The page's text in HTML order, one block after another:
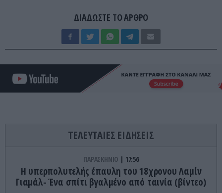
ΔΙΑΔΩΣΤΕ ΤΟ ΑΡΘΡΟ
ΤΕΛΕΥΤΑΙΕΣ ΕΙΔΗΣΕΙΣ
ΠΑΡΑΣΚΗΝΙΟ 17:56
Η υπερπολυτελής έπαυλη του 18χρονου Λαμίν
Γιαμάλ- Ένα σπίτι βγαλμένο από ταινία (βίντεο)